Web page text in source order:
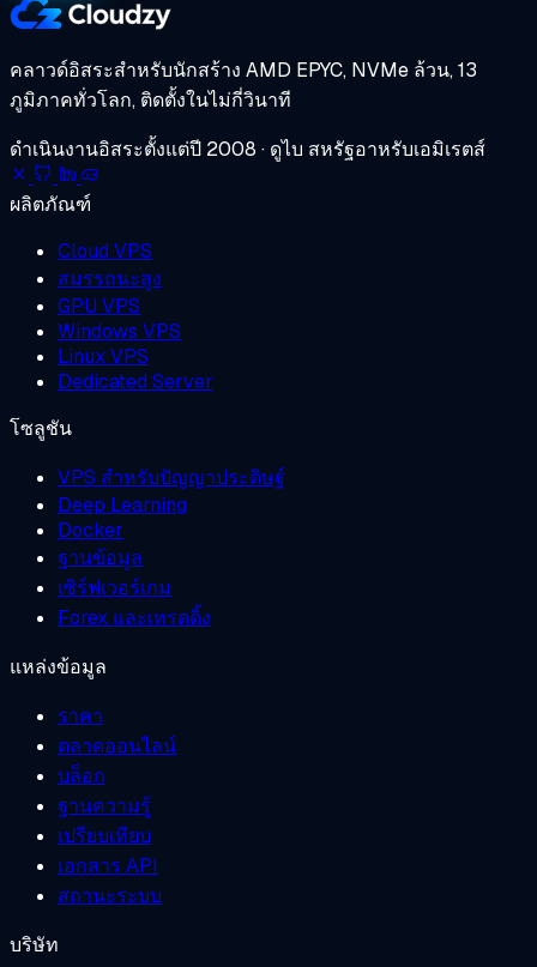
คลาวด์อิสระสำหรับนักสร้าง AMD EPYC, NVMe ล้วน, 13
ภูมิภาคทั่วโลก, ติดตั้งในไม่กี่วินาที
ดำเนินงานอิสระตั้งแต่ปี 2008 · ดูไบ สหรัฐอาหรับเอมิเรตส์
ผลิตภัณฑ์
Cloud VPS
สมรรถนะสูง
GPU VPS
Windows VPS
Linux VPS
Dedicated Server
โซลูชัน
VPS สำหรับปัญญาประดิษฐ์
Deep Learning
Docker
ฐานข้อมูล
เซิร์ฟเวอร์เกม
Forex และเทรดดิ้ง
แหล่งข้อมูล
ราคา
ตลาดออนไลน์
บล็อก
ฐานความรู้
เปรียบเทียบ
เอกสาร API
สถานะระบบ
บริษัท